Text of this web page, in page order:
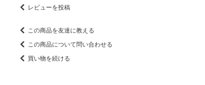
レビューを投稿
この商品を友達に教える
この商品について問い合わせる
買い物を続ける